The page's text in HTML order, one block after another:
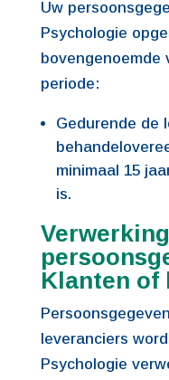
Uw
Psychologie
bovengenoemde
periode:
Gedurende de
minimaal 15
is.
Klanten of
leveranciers
Psychologie